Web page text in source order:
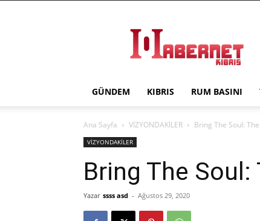
Kıbrıs
GÜNDEM KIBRIS RUM BASINI
Ana Sayfa VİZYONDAKİLER Bring The Soul:
VİZYONDAKİLER
Bring The Soul:
Yazar ssss asd - Ağustos 29, 2020